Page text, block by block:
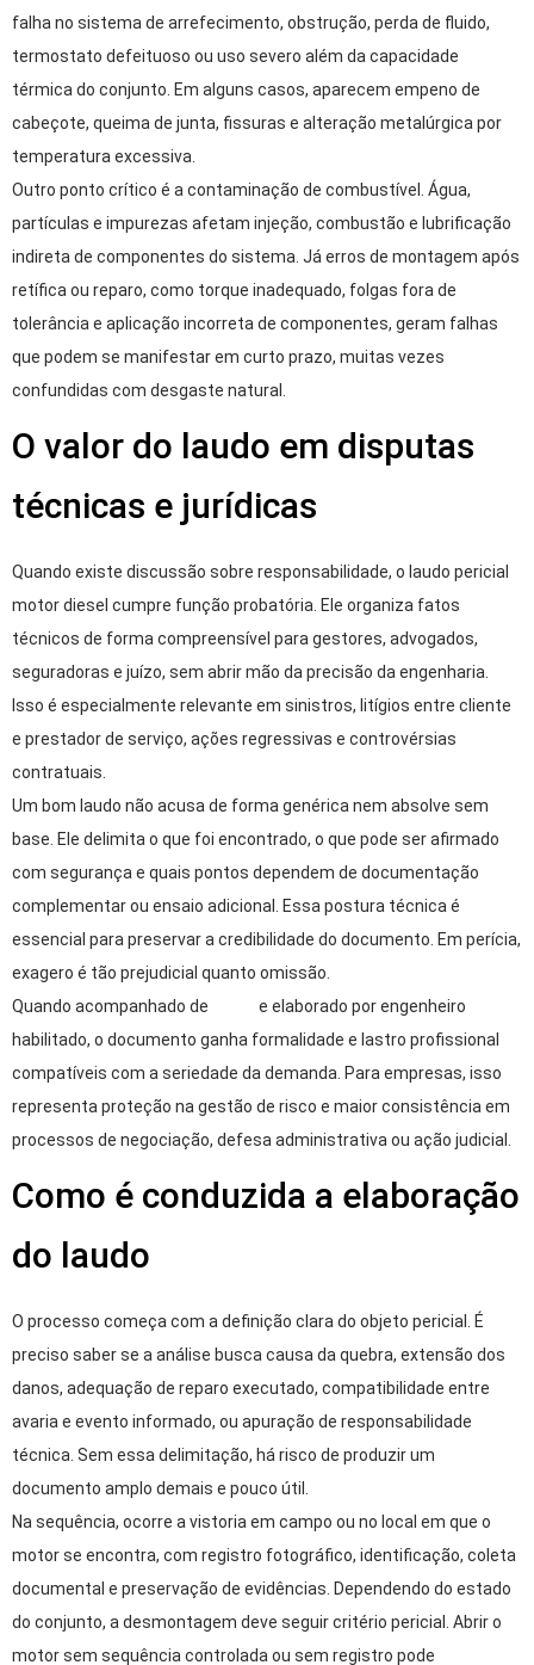
falha no sistema de arrefecimento, obstrução, perda de fluido,
termostato defeituoso ou uso severo além da capacidade
térmica do conjunto. Em alguns casos, aparecem empeno de
cabeçote, queima de junta, fissuras e alteração metalúrgica por
temperatura excessiva.
Outro ponto crítico é a contaminação de combustível. Água,
partículas e impurezas afetam injeção, combustão e lubrificação
indireta de componentes do sistema. Já erros de montagem após
retífica ou reparo, como torque inadequado, folgas fora de
tolerância e aplicação incorreta de componentes, geram falhas
que podem se manifestar em curto prazo, muitas vezes
confundidas com desgaste natural.
O valor do laudo em disputas
técnicas e jurídicas
Quando existe discussão sobre responsabilidade, o laudo pericial
motor diesel cumpre função probatória. Ele organiza fatos
técnicos de forma compreensível para gestores, advogados,
seguradoras e juízo, sem abrir mão da precisão da engenharia.
Isso é especialmente relevante em sinistros, litígios entre cliente
e prestador de serviço, ações regressivas e controvérsias
contratuais.
Um bom laudo não acusa de forma genérica nem absolve sem
base. Ele delimita o que foi encontrado, o que pode ser afirmado
com segurança e quais pontos dependem de documentação
complementar ou ensaio adicional. Essa postura técnica é
essencial para preservar a credibilidade do documento. Em perícia,
exagero é tão prejudicial quanto omissão.
Quando acompanhado de
e elaborado por engenheiro
habilitado, o documento ganha formalidade e lastro profissional
compatíveis com a seriedade da demanda. Para empresas, isso
representa proteção na gestão de risco e maior consistência em
processos de negociação, defesa administrativa ou ação judicial.
Como é conduzida a elaboração
do laudo
O processo começa com a definição clara do objeto pericial. É
preciso saber se a análise busca causa da quebra, extensão dos
danos, adequação de reparo executado, compatibilidade entre
avaria e evento informado, ou apuração de responsabilidade
técnica. Sem essa delimitação, há risco de produzir um
documento amplo demais e pouco útil.
Na sequência, ocorre a vistoria em campo ou no local em que o
motor se encontra, com registro fotográfico, identificação, coleta
documental e preservação de evidências. Dependendo do estado
do conjunto, a desmontagem deve seguir critério pericial. Abrir o
motor sem sequência controlada ou sem registro pode